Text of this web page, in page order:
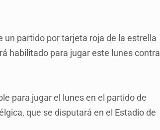
un partido por tarjeta roja de la estrella
habilitado para jugar este lunes contra
para jugar el lunes en el partido de
que se disputará en el Estadio de